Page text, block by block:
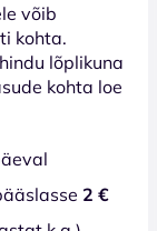
võib
kohta.
lõplikuna
kohta loe
2 €